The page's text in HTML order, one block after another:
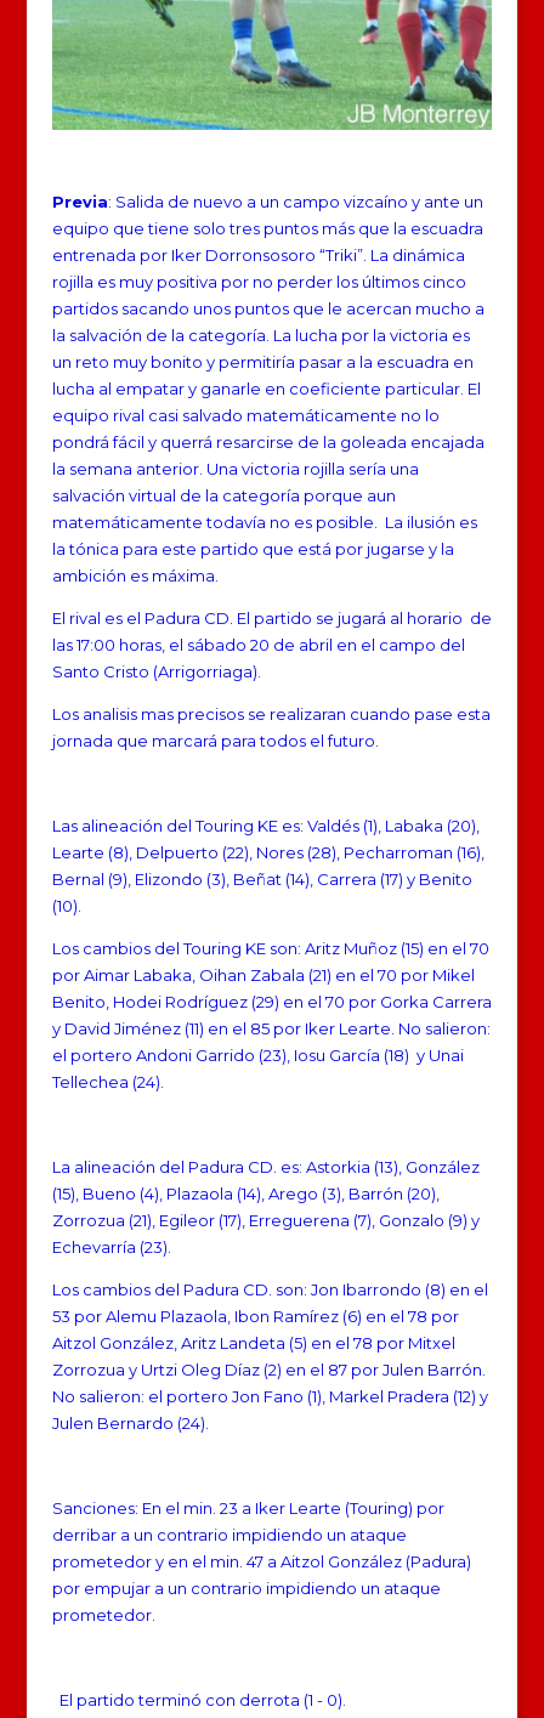
Previa: Salida de nuevo a un campo vizcaíno y ante un
equipo que tiene solo tres puntos más que la escuadra
entrenada por Iker Dorronsosoro “Triki”. La dinámica
rojilla es muy positiva por no perder los últimos cinco
partidos sacando unos puntos que le acercan mucho a
la salvación de la categoría. La lucha por la victoria es
un reto muy bonito y permitiría pasar a la escuadra en
lucha al empatar y ganarle en coeficiente particular. El
equipo rival casi salvado matemáticamente no lo
pondrá fácil y querrá resarcirse de la goleada encajada
la semana anterior. Una victoria rojilla sería una
salvación virtual de la categoría porque aun
matemáticamente todavía no es posible. La ilusión es
la tónica para este partido que está por jugarse y la
ambición es máxima.
El rival es el Padura CD. El partido se jugará al horario de
las 17:00 horas, el sábado 20 de abril en el campo del
Santo Cristo (Arrigorriaga).
Los analisis mas precisos se realizaran cuando pase esta
jornada que marcará para todos el futuro.
Las alineación del Touring KE es: Valdés (1), Labaka (20),
Learte (8), Delpuerto (22), Nores (28), Pecharroman (16),
Bernal (9), Elizondo (3), Beñat (14), Carrera (17) y Benito
(10).
Los cambios del Touring KE son: Aritz Muñoz (15) en el 70
por Aimar Labaka, Oihan Zabala (21) en el 70 por Mikel
Benito, Hodei Rodríguez (29) en el 70 por Gorka Carrera
y David Jiménez (11) en el 85 por Iker Learte. No salieron:
el portero Andoni Garrido (23), Iosu García (18) y Unai
Tellechea (24).
La alineación del Padura CD. es: Astorkia (13), González
(15), Bueno (4), Plazaola (14), Arego (3), Barrón (20),
Zorrozua (21), Egileor (17), Erreguerena (7), Gonzalo (9) y
Echevarría (23).
Los cambios del Padura CD. son: Jon Ibarrondo (8) en el
53 por Alemu Plazaola, Ibon Ramírez (6) en el 78 por
Aitzol González, Aritz Landeta (5) en el 78 por Mitxel
Zorrozua y Urtzi Oleg Díaz (2) en el 87 por Julen Barrón.
No salieron: el portero Jon Fano (1), Markel Pradera (12) y
Julen Bernardo (24).
Sanciones: En el min. 23 a Iker Learte (Touring) por
derribar a un contrario impidiendo un ataque
prometedor y en el min. 47 a Aitzol González (Padura)
por empujar a un contrario impidiendo un ataque
prometedor.
El partido terminó con derrota (1 - 0).